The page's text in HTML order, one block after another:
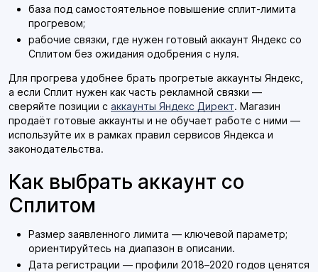
база под самостоятельное повышение сплит-лимита
прогревом;
рабочие связки, где нужен готовый аккаунт Яндекс со
Сплитом без ожидания одобрения с нуля.
Для прогрева удобнее брать прогретые аккаунты Яндекс,
а если Сплит нужен как часть рекламной связки —
сверяйте позиции с аккаунты Яндекс Директ. Магазин
продаёт готовые аккаунты и не обучает работе с ними —
используйте их в рамках правил сервисов Яндекса и
законодательства.
Как выбрать аккаунт со
Сплитом
Размер заявленного лимита — ключевой параметр;
ориентируйтесь на диапазон в описании.
Дата регистрации — профили 2018–2020 годов ценятся